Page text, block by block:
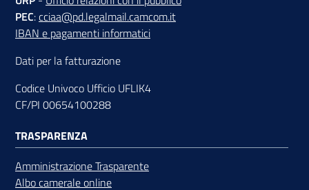
Stampa
su
PEC:cciaa@pd.legalmail.camcom.it
IBAN e pagamenti informatici
Dati per la fatturazione
Codice Univoco Ufficio UFLIK4
CF/PI 00654100288
TRASPARENZA
Amministrazione Trasparente
Albo camerale online